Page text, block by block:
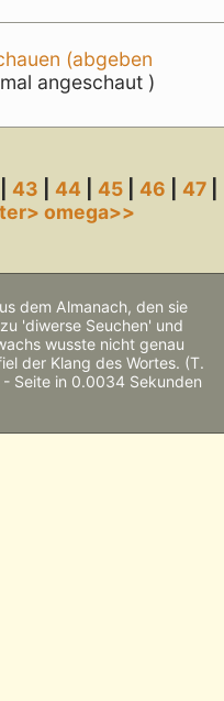
(abgeben
angeschaut )
|43 |44 |45 |46 |47
omega>>
dem Almanach, den sie
'diwerse Seuchen' und
wusste nicht genau
der Klang des Wortes. (T.
Seite in 0.0034 Sekunden